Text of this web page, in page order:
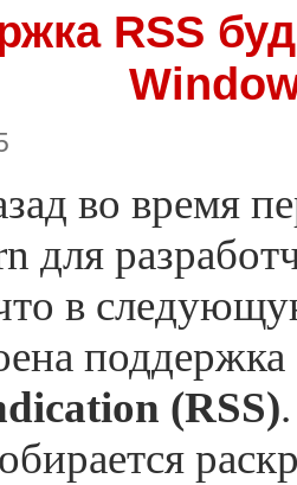
RSS
во время
для
в
(RSS)